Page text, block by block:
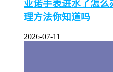
亚诺手表进水了怎
理方法你知道吗
2026-07-11